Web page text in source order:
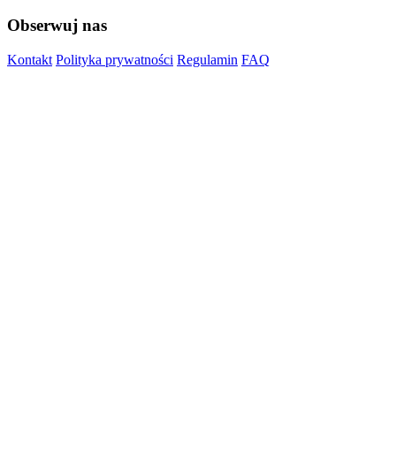
Obserwuj nas
Kontakt Polityka prywatności Regulamin FAQ